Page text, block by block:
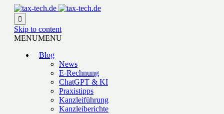

Skip to content
MENUMENU
Blog
News
E-Rechnung
ChatGPT & KI
Praxistipps
Kanzleiführung
Kanzleiberichte